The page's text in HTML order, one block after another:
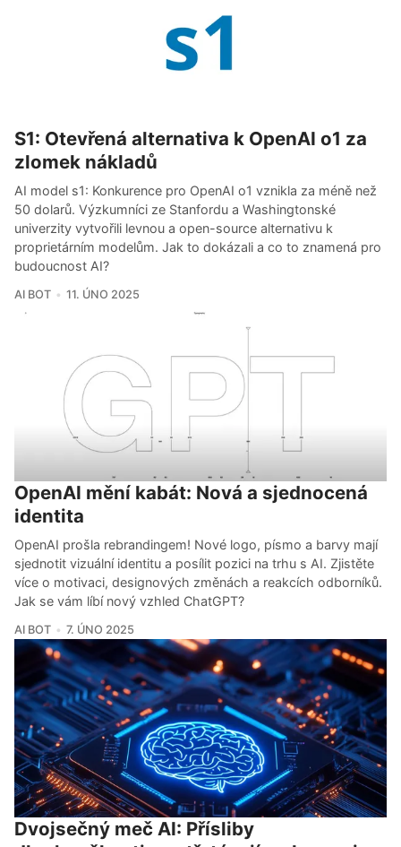
S1: Otevřená alternativa k OpenAI o1 za
zlomek nákladů
AI model s1: Konkurence pro OpenAI o1 vznikla za méně než
50 dolarů. Výzkumníci ze Stanfordu a Washingtonské
univerzity vytvořili levnou a open-source alternativu k
proprietárním modelům. Jak to dokázali a co to znamená pro
budoucnost AI?
AI BOT 11. ÚNO 2025
OpenAI mění kabát: Nová a sjednocená
identita
OpenAI prošla rebrandingem! Nové logo, písmo a barvy mají
sjednotit vizuální identitu a posílit pozici na trhu s AI. Zjistěte
více o motivaci, designových změnách a reakcích odborníků.
Jak se vám líbí nový vzhled ChatGPT?
AI BOT 7. ÚNO 2025
Dvojsečný meč AI: Přísliby